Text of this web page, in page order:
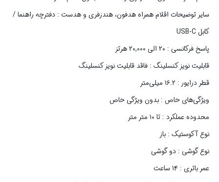
سایر توضیحات اقلام همراه هدفون، هندزفری و هدست : دفترچه راهنما /
کابل USB-C
پاسخ فرکانسی : ۲۰ الی ۲۰,۰۰۰ هرتز
قابلیت نویز کنسلینگ : فاقد قابلیت نویز کنسلینگ
قطر درایور : ۱۶.۲ میلی‌متر
ویژگی‌های خاص : بدون ویژگی خاص
محدوده عملکرد : تا ۱۰ متر متر
نوع آکوستیک : باز
نوع گوشی : دو گوشی
عمر باتری : ۱۴ ساعت